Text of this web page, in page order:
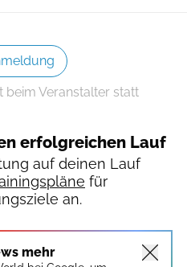
beim Veranstalter statt
erfolgreichen Lauf
auf deinen Lauf
für
an.
mehr